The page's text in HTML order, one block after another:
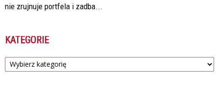
nie zrujnuje portfela i zadba...
KATEGORIE
Kategorie